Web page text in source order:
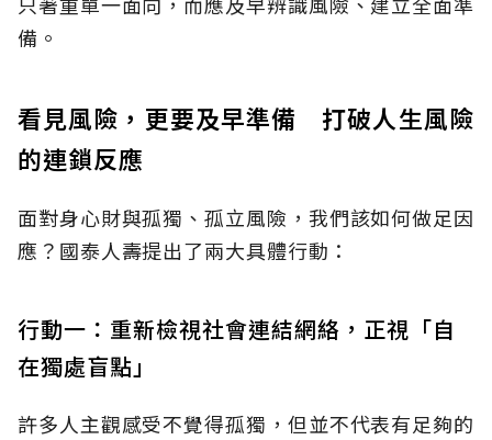
備。
看見風險，更要及早準備 打破人生風險
的連鎖反應
面對身心財與孤獨、孤立風險，我們該如何做足因
應？國泰人壽提出了兩大具體行動：
行動一：重新檢視社會連結網絡，正視「自
在獨處盲點」
許多人主觀感受不覺得孤獨，但並不代表有足夠的